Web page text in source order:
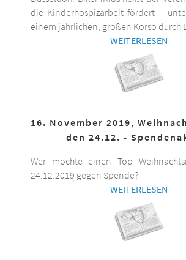
die Kinderhospizarbeit fördert –
einem jährlichen, großen Korso durch
WEITERLESEN
16. November 2019,
den 24.12. -
Wer möchte einen Top
24.12.2019 gegen Spende?
WEITERLESEN